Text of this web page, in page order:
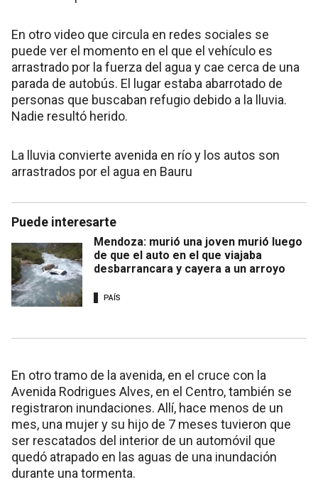
En otro video que circula en redes sociales se
puede ver el momento en el que el vehículo es
arrastrado por la fuerza del agua y cae cerca de una
parada de autobús. El lugar estaba abarrotado de
personas que buscaban refugio debido a la lluvia.
Nadie resultó herido.
La lluvia convierte avenida en río y los autos son
arrastrados por el agua en Bauru
Puede interesarte
Mendoza: murió una joven murió luego
de que el auto en el que viajaba
desbarrancara y cayera a un arroyo
PAÍS
En otro tramo de la avenida, en el cruce con la
Avenida Rodrigues Alves, en el Centro, también se
registraron inundaciones. Allí, hace menos de un
mes, una mujer y su hijo de 7 meses tuvieron que
ser rescatados del interior de un automóvil que
quedó atrapado en las aguas de una inundación
durante una tormenta.